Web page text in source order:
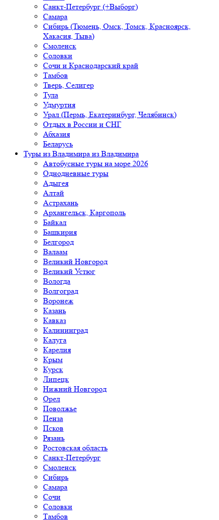
Санкт-Петербург (+Выборг)
Самара
Сибирь (Тюмень, Омск, Томск, Красноярск,
Хакасия, Тыва)
Смоленск
Соловки
Сочи и Краснодарский край
Тамбов
Тверь, Селигер
Тула
Удмуртия
Урал (Пермь, Екатеринбург, Челябинск)
Отдых в России и СНГ
Абхазия
Беларусь
Туры из Владимира из Владимира
Автобусные туры на море 2026
Однодневные туры
Адыгея
Алтай
Астрахань
Архангельск, Каргополь
Байкал
Башкирия
Белгород
Валаам
Великий Новгород
Великий Устюг
Вологда
Волгоград
Воронеж
Казань
Кавказ
Калининград
Калуга
Карелия
Крым
Курск
Липецк
Нижний Новгород
Орел
Поволжье
Пенза
Псков
Рязань
Ростовская область
Санкт-Петербург
Смоленск
Сибирь
Самара
Сочи
Соловки
Тамбов